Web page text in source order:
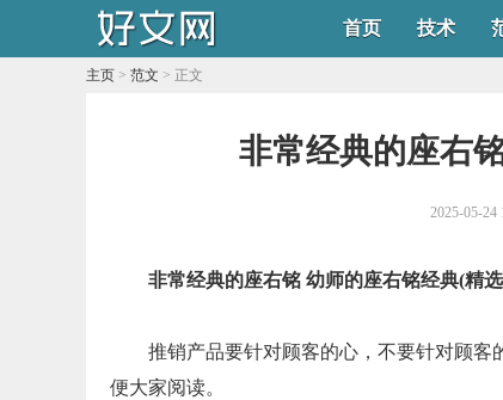
首页 技术
主页 > 范文 > 正文
非常经典的座右
2025-05-24
非常经典的座右铭 幼师的座右铭经典(精
推销产品要针对顾客的心，不要针对顾
便大家阅读。